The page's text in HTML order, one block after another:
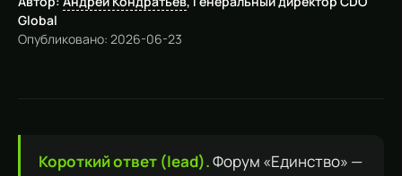
Global
Опубликовано: 2026-06-23
Короткий ответ (lead).Форум «Единство» —